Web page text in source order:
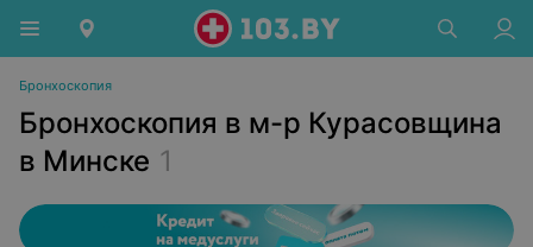
Бронхоскопия
Бронхоскопия в м-р Курасовщина
в Минске 1